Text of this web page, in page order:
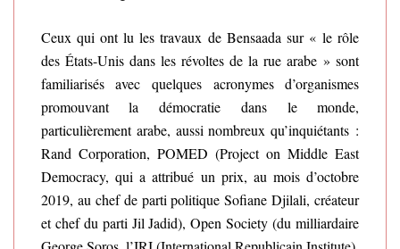
Ceux qui ont lu les travaux de Bensaada sur « le rôle
des États-Unis dans les révoltes de la rue arabe » sont
familiarisés avec quelques acronymes d’organismes
promouvant la démocratie dans le monde,
particulièrement arabe, aussi nombreux qu’inquiétants :
Rand Corporation, POMED (Project on Middle East
Democracy, qui a attribué un prix, au mois d’octobre
2019, au chef de parti politique Sofiane Djilali, créateur
et chef du parti Jil Jadid), Open Society (du milliardaire